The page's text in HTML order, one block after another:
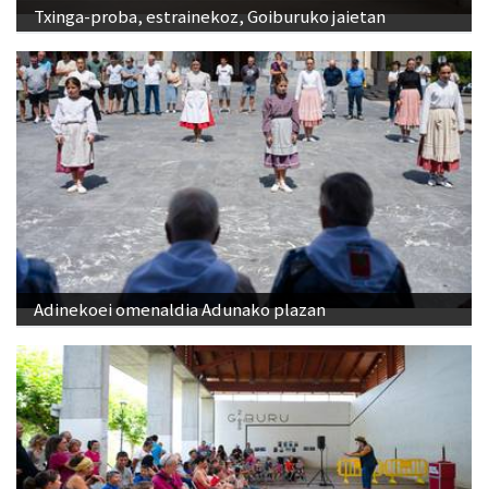
Txinga-proba, estrainekoz, Goiburuko jaietan
Adinekoei omenaldia Adunako plazan